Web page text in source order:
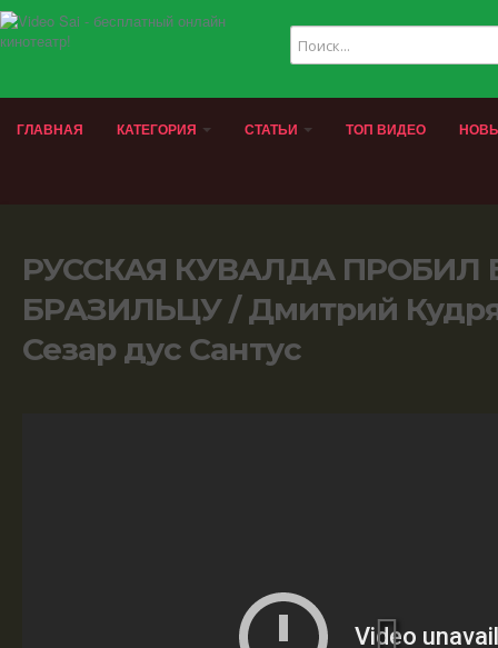
ГЛАВНАЯ КАТЕГОРИЯ СТАТЬИ ТОП ВИДЕО
РУССКАЯ КУВАЛДА ПРОБИЛ
БРАЗИЛЬЦУ / Дмитрий
Сезар дус Сантус